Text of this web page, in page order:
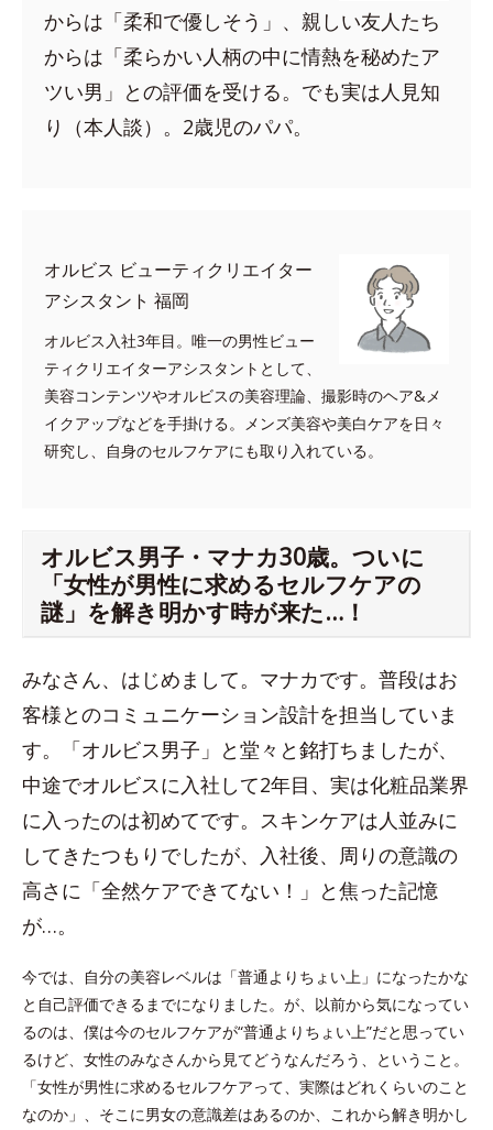
からは「柔和で優しそう」、親しい友人たち
からは「柔らかい人柄の中に情熱を秘めたア
ツい男」との評価を受ける。でも実は人見知
り（本人談）。2歳児のパパ。
オルビス ビューティクリエイター
アシスタント 福岡
オルビス入社3年目。唯一の男性ビュー
ティクリエイターアシスタントとして、
美容コンテンツやオルビスの美容理論、撮影時のヘア&メ
イクアップなどを手掛ける。メンズ美容や美白ケアを日々
研究し、自身のセルフケアにも取り入れている。
オルビス男子・マナカ30歳。ついに
「女性が男性に求めるセルフケアの
謎」を解き明かす時が来た…！
みなさん、はじめまして。マナカです。普段はお
客様とのコミュニケーション設計を担当していま
す。「オルビス男子」と堂々と銘打ちましたが、
中途でオルビスに入社して2年目、実は化粧品業界
に入ったのは初めてです。スキンケアは人並みに
してきたつもりでしたが、入社後、周りの意識の
高さに「全然ケアできてない！」と焦った記憶
が…。
今では、自分の美容レベルは「普通よりちょい上」になったかな
と自己評価できるまでになりました。が、以前から気になってい
るのは、僕は今のセルフケアが“普通よりちょい上”だと思ってい
るけど、女性のみなさんから見てどうなんだろう、ということ。
「女性が男性に求めるセルフケアって、実際はどれくらいのこと
なのか」、そこに男女の意識差はあるのか、これから解き明かし